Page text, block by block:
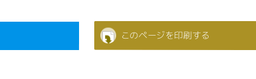
このページを印刷する